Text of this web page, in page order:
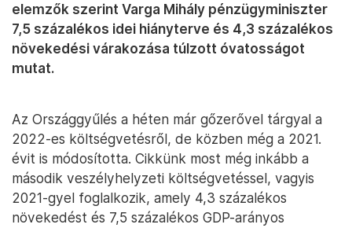
elemzők szerint Varga Mihály pénzügyminiszter
7,5 százalékos idei hiányterve és 4,3 százalékos
növekedési várakozása túlzott óvatosságot
mutat.
Az Országgyűlés a héten már gőzerővel tárgyal a
2022-es költségvetésről, de közben még a 2021.
évit is módosította. Cikkünk most még inkább a
második veszélyhelyzeti költségvetéssel, vagyis
2021-gyel foglalkozik, amely 4,3 százalékos
növekedést és 7,5 százalékos GDP-arányos